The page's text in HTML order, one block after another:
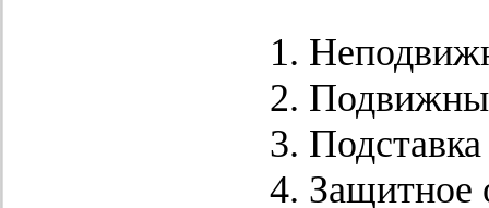
Защитное